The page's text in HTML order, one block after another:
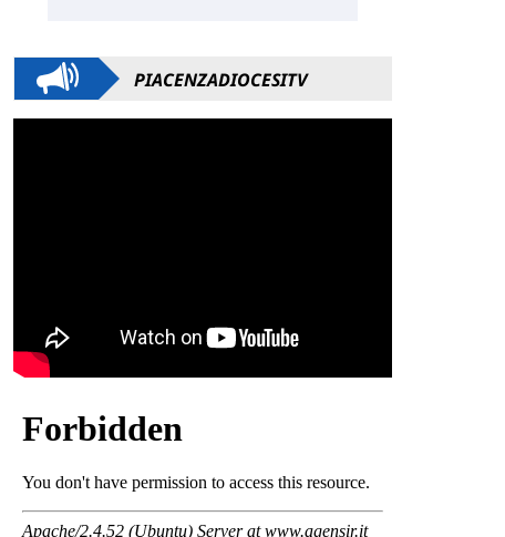
PIACENZADIOCESITV